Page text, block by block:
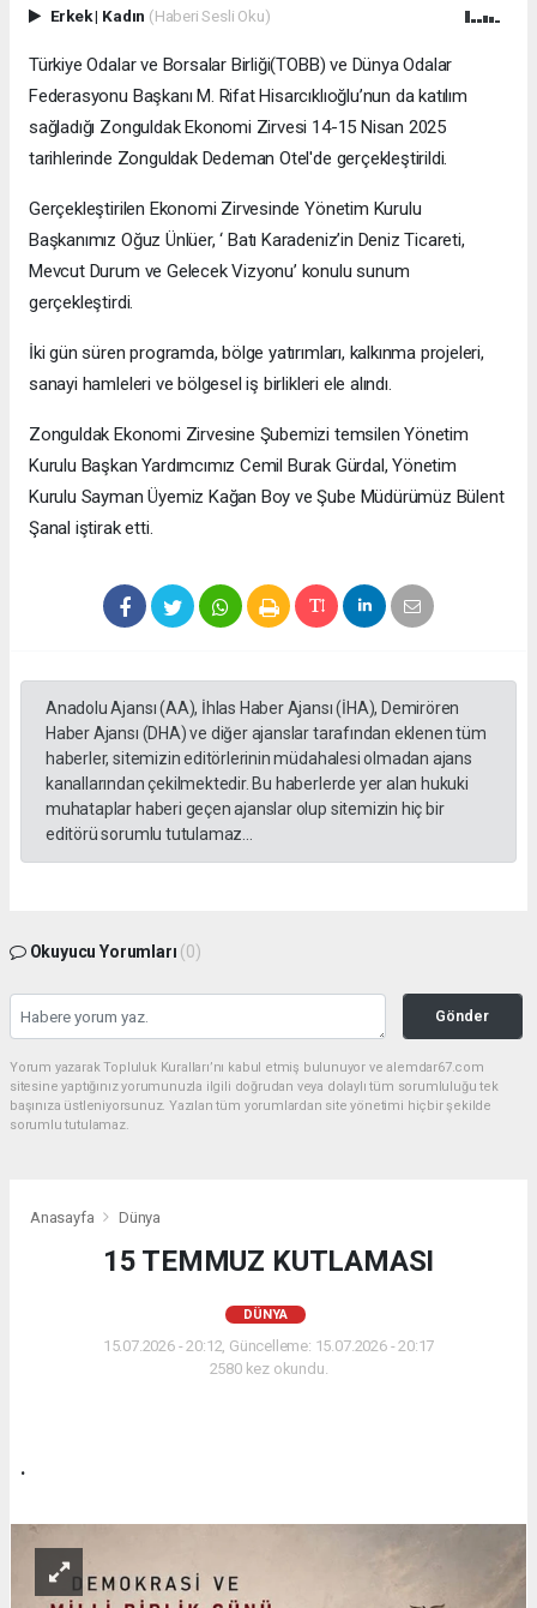
Erkek| Kadın (Haberi Sesli Oku)
Türkiye Odalar ve Borsalar Birliği(TOBB) ve Dünya Odalar
Federasyonu Başkanı M. Rifat Hisarcıklıoğlu’nun da katılım
sağladığı Zonguldak Ekonomi Zirvesi 14-15 Nisan 2025
tarihlerinde Zonguldak Dedeman Otel'de gerçekleştirildi.
Gerçekleştirilen Ekonomi Zirvesinde Yönetim Kurulu
Başkanımız Oğuz Ünlüer, ‘ Batı Karadeniz’in Deniz Ticareti,
Mevcut Durum ve Gelecek Vizyonu’ konulu sunum
gerçekleştirdi.
İki gün süren programda, bölge yatırımları, kalkınma projeleri,
sanayi hamleleri ve bölgesel iş birlikleri ele alındı.
Zonguldak Ekonomi Zirvesine Şubemizi temsilen Yönetim
Kurulu Başkan Yardımcımız Cemil Burak Gürdal, Yönetim
Kurulu Sayman Üyemiz Kağan Boy ve Şube Müdürümüz Bülent
Şanal iştirak etti.
Anadolu Ajansı (AA), İhlas Haber Ajansı (İHA), Demirören
Haber Ajansı (DHA) ve diğer ajanslar tarafından eklenen tüm
haberler, sitemizin editörlerinin müdahalesi olmadan ajans
kanallarından çekilmektedir. Bu haberlerde yer alan hukuki
muhataplar haberi geçen ajanslar olup sitemizin hiç bir
editörü sorumlu tutulamaz...
Okuyucu Yorumları (0)
Gönder
Yorum yazarak Topluluk Kuralları’nı kabul etmiş bulunuyor ve alemdar67.com
sitesine yaptığınız yorumunuzla ilgili doğrudan veya dolaylı tüm sorumluluğu tek
başınıza üstleniyorsunuz. Yazılan tüm yorumlardan site yönetimi hiçbir şekilde
sorumlu tutulamaz.
Anasayfa Dünya
15 TEMMUZ KUTLAMASI
DÜNYA
15.07.2026 - 20:12, Güncelleme: 15.07.2026 - 20:17
2580 kez okundu.
.